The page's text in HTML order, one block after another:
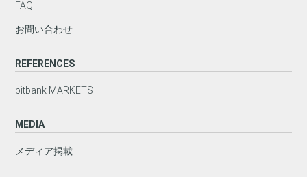
FAQ
お問い合わせ
REFERENCES
bitbank MARKETS
MEDIA
メディア掲載